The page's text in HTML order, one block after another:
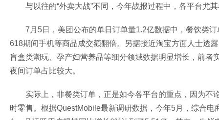
与以往的“外卖大战”不同，今年战报过程中，各平台尤
7月5日，美团公布的单日订单量1.2亿数据中，餐饮类
618期间手机等商品成交额翻倍。另据接近淘宝方面人士透
盲盒类潮玩、孕产妇营养品等细分领域数据明显增长，前
夜间订单占比较大。
实际上，非餐类订单，正是如今各平台的重点，因为
时零售。根据QuestMobile最新调研数据，今年5月，综合